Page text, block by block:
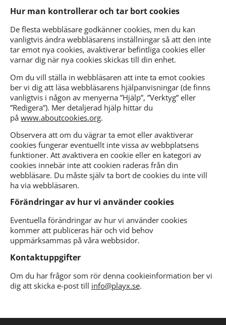
Hur man kontrollerar och tar bort cookies
De flesta webbläsare godkänner cookies, men du kan
vanligtvis ändra webbläsarens inställningar så att den inte
tar emot nya cookies, avaktiverar befintliga cookies eller
varnar dig när nya cookies skickas till din enhet.
Om du vill ställa in webbläsaren att inte ta emot cookies
ber vi dig att läsa webbläsarens hjälpanvisningar (de finns
vanligtvis i någon av menyerna ”Hjälp”, ”Verktyg” eller
”Redigera”). Mer detaljerad hjälp hittar du
på www.aboutcookies.org.
Observera att om du vägrar ta emot eller avaktiverar
cookies fungerar eventuellt inte vissa av webbplatsens
funktioner. Att avaktivera en cookie eller en kategori av
cookies innebär inte att cookien raderas från din
webbläsare. Du måste själv ta bort de cookies du inte vill
ha via webbläsaren.
Förändringar av hur vi använder cookies
Eventuella förändringar av hur vi använder cookies
kommer att publiceras här och vid behov
uppmärksammas på våra webbsidor.
Kontaktuppgifter
Om du har frågor som rör denna cookieinformation ber vi
dig att skicka e-post till info@playx.se.